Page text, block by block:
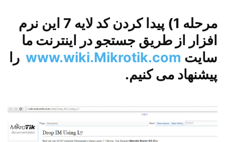
مرحله 1) پیدا کردن کد لایه 7 این نرم
افزار از طریق جستجو در اینترنت ما
سایت www.wiki.Mikrotik.com را
پیشنهاد می کنیم.